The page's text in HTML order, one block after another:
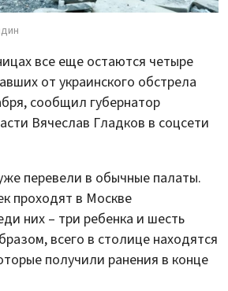
все еще остаются четыре
от украинского обстрела
сообщил губернатор
Вячеслав Гладков в соцсети
перевели в обычные палаты.
проходят в Москве
них – три ребенка и шесть
всего в столице находятся
получили ранения в конце